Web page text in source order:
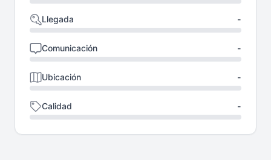
Llegada -
Comunicación -
Ubicación -
Calidad -